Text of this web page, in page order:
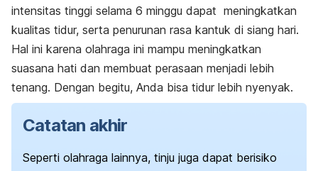
intensitas tinggi selama 6 minggu dapat meningkatkan
kualitas tidur, serta penurunan rasa kantuk di siang hari.
Hal ini karena olahraga ini mampu meningkatkan
suasana hati dan membuat perasaan menjadi lebih
tenang. Dengan begitu, Anda bisa tidur lebih nyenyak.
Catatan akhir
Seperti olahraga lainnya, tinju juga dapat berisiko